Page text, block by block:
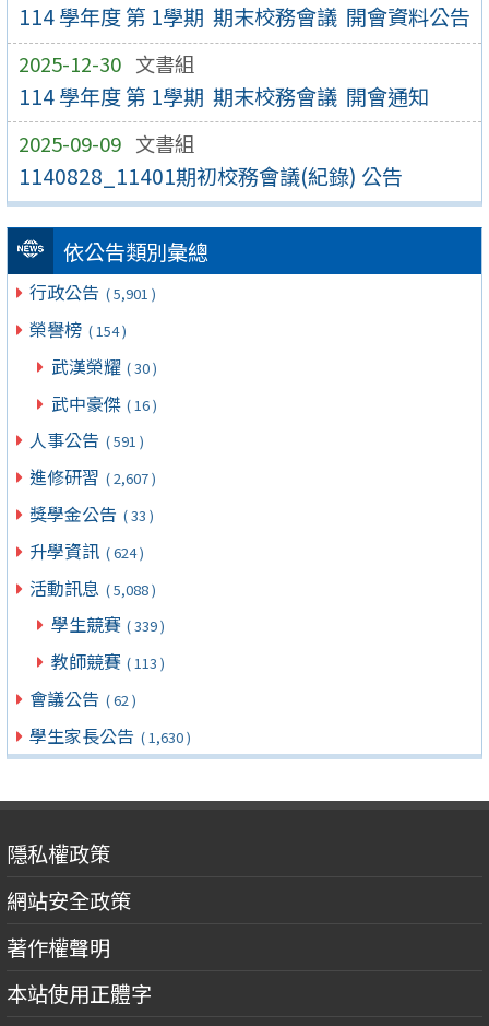
114 學年度 第 1學期 期末校務會議 開會資料公告
2025-12-30 文書組
114 學年度 第 1學期 期末校務會議 開會通知
2025-09-09 文書組
1140828_11401期初校務會議(紀錄) 公告
依公告類別彙總
行政公告 ( 5,901 )
榮譽榜 ( 154 )
武漢榮耀 ( 30 )
武中豪傑 ( 16 )
人事公告 ( 591 )
進修研習 ( 2,607 )
獎學金公告 ( 33 )
升學資訊 ( 624 )
活動訊息 ( 5,088 )
學生競賽 ( 339 )
教師競賽 ( 113 )
會議公告 ( 62 )
學生家長公告 ( 1,630 )
隱私權政策
網站安全政策
著作權聲明
本站使用正體字